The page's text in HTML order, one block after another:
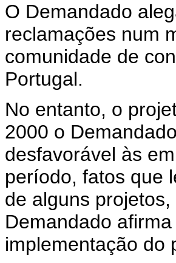
O Demandado
reclamações num
comunidade de
Portugal.
No entanto, o
2000 o
desfavorável às
período, fatos que
de alguns
Demandado
implementação do